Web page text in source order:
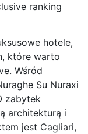
ranking
hotele,
które warto
Wśród
Su Nuraxi
zabytek
architekturą i
jest Cagliari,